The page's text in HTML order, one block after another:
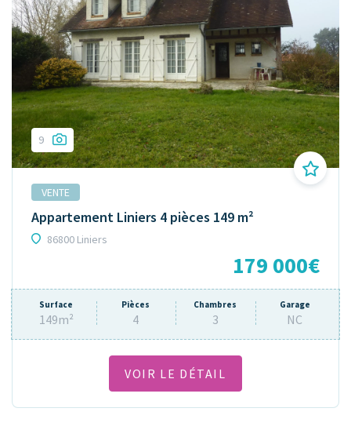
9
VENTE
Appartement Liniers 4 pièces 149 m²
86800 Liniers
179 000€
Surface
149m²
Pièces
4
Chambres
3
Garage
NC
VOIR LE DÉTAIL